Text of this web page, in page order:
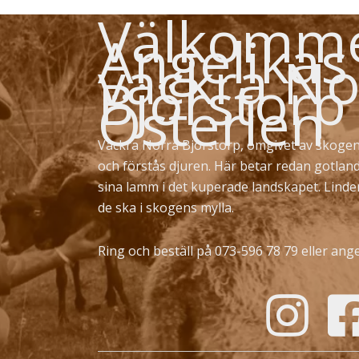
vackra
Björstorp
Österlen
Vackra Norra Björstorp, omgivet av
och förstås djuren. Här betar redan
sina lamm i det kuperade landskapet.
de ska i skogens mylla.
Ring och beställ på 073-596 78 79 eller